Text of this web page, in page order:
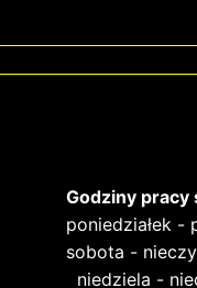
Godziny pracy
poniedziałek -
sobota -
niedziela -